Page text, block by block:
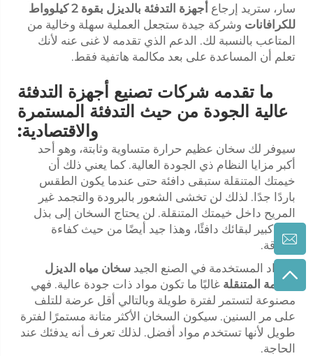
سار، ستريد إرجاع
أجهزة التدفئة بالديزل بقوة 2 كيلوواط
للكرافانات وشركة جيدة ستجعل العملية سهلة وخالية من
المتاعب بالنسبة لك. الدعم الذي تقدمه لا غنى عنه لأنك
تعلم أن المساعدة على بعد مكالمة هاتفية فقط.
ما تقدمه شركات تصنيع أجهزة التدفئة
عالية الجودة من حيث التدفئة المستمرة
والاقتصادية:
سيوفر لك سخان عظيم حرارة متساوية وثابتة، وهو أحد
أكبر مزايا النظام ذي الجودة العالية. كما يعني ذلك أن
خيمتك المتنقلة ستبقى دافئة حتى عندما يكون الطقس
باردًا جدًا. لذلك لن تخشى الشعور بالبرودة والتجمد غير
المريح داخل خيمتك المتنقلة. لن يحتاج السخان إلى بذل
جهد كبير لبقائك دافئًا، وهذا جيد أيضًا من حيث كفاءة
الطاقة.
المواد المستخدمة في الصنع الجيد سخان مياه الديزل
للخيمة المتنقلة غالبًا ما تكون مواد ذات جودة عالية. فهي
مصنوعة لتستمر لفترة طويلة وبالتالي أقل عرضة للتلف
على مر السنين. سيكون السخان الأكثر متانة مستمرًا لفترة
طويل لأنها تستخدم مواد أفضل. لذلك تعرف أنه يدفئك عند
الحاجة.